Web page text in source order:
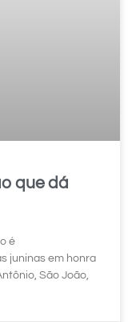
que dá
é
juninas em honra
São João,